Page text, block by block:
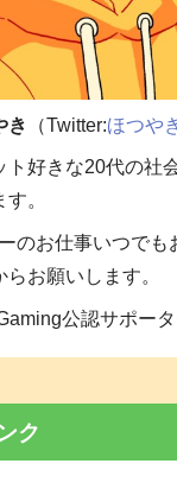
き （Twitter:ほつや
ト好きな20代の社
。
のお仕事いつでも
らお願いします。
公認サポータ
ク